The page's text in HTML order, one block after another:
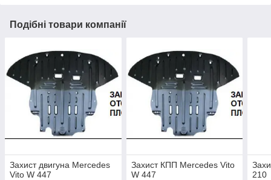
Подібні товари компанії
Захист двигуна Mercedes
Vito W 447
Захист КПП Mercedes Vito
W 447
210